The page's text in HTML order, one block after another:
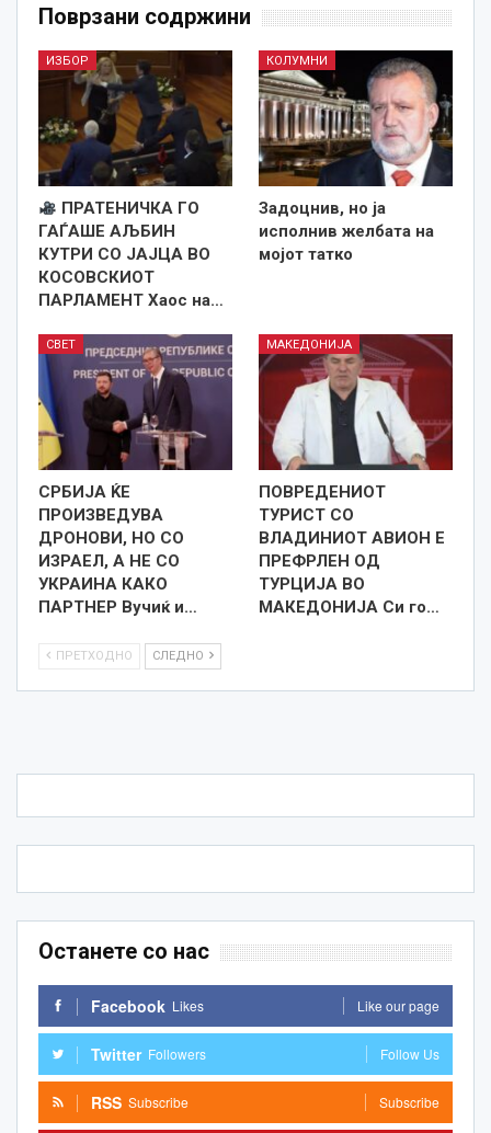
Поврзани содржини
ИЗБОР
ПРАТЕНИЧКА ГО
ГАЃАШЕ АЉБИН
КУТРИ СО ЈАЈЦА ВО
КОСОВСКИОТ
ПАРЛАМЕНТ Хаос на…
КОЛУМНИ
Задоцнив, но ја
исполнив желбата на
мојот татко
СВЕТ
СРБИЈА ЌЕ
ПРОИЗВЕДУВА
ДРОНОВИ, НО СО
ИЗРАЕЛ, А НЕ СО
УКРАИНА КАКО
ПАРТНЕР Вучиќ и…
МАКЕДОНИЈА
ПОВРЕДЕНИОТ
ТУРИСТ СО
ВЛАДИНИОТ АВИОН Е
ПРЕФРЛЕН ОД
ТУРЦИЈА ВО
МАКЕДОНИЈА Си го…
ПРЕТХОДНО СЛЕДНО
Останете со нас
Facebook Likes Like our page
Twitter Followers Follow Us
RSS Subscribe Subscribe